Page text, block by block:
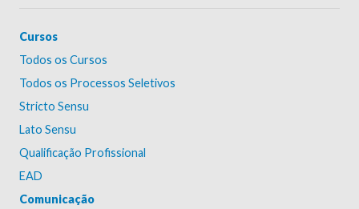
Cursos
Todos os Cursos
Todos os Processos Seletivos
Stricto Sensu
Lato Sensu
Qualificação Profissional
EAD
Comunicação